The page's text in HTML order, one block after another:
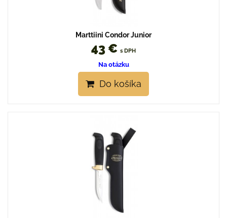
Marttiini Condor Junior
43 € s DPH
Na otázku
Do košíka